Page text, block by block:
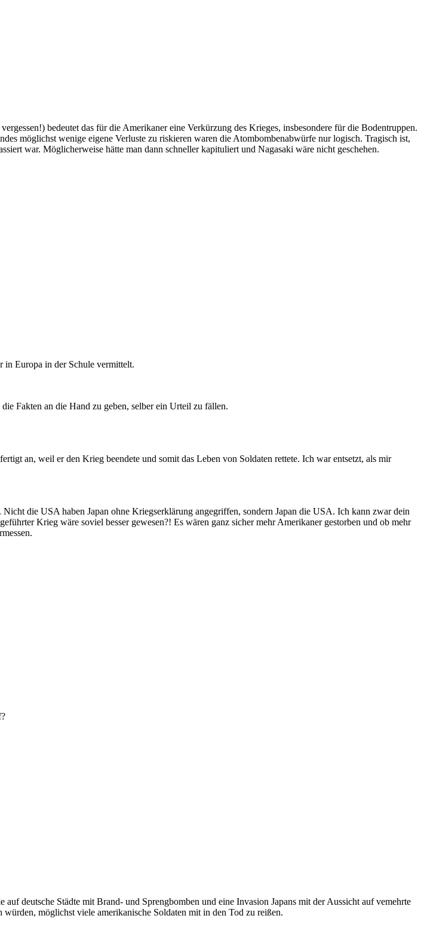
bedeutet das für die Amerikaner eine Verkürzung des Krieges, insbesondere für die Bodentruppen.
möglichst wenige eigene Verluste zu riskieren waren die Atombombenabwürfe nur logisch. Tragisch ist,
war. Möglicherweise hätte man dann schneller kapituliert und Nagasaki wäre nicht geschehen.
in Europa in der Schule vermittelt.
Fakten an die Hand zu geben, selber ein Urteil zu fällen.
an, weil er den Krieg beendete und somit das Leben von Soldaten rettete. Ich war entsetzt, als mir
die USA haben Japan ohne Kriegserklärung angegriffen, sondern Japan die USA. Ich kann zwar dein
Krieg wäre soviel besser gewesen?! Es wären ganz sicher mehr Amerikaner gestorben und ob mehr
deutsche Städte mit Brand- und Sprengbomben und eine Invasion Japans mit der Aussicht auf vemehrte
möglichst viele amerikanische Soldaten mit in den Tod zu reißen.